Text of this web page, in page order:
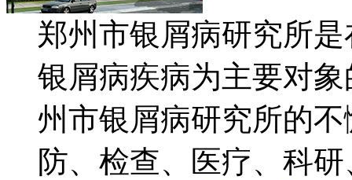
郑州市银屑病研究所
银屑病疾病为主要对
州市银屑病研究所的
防、检查、医疗、科